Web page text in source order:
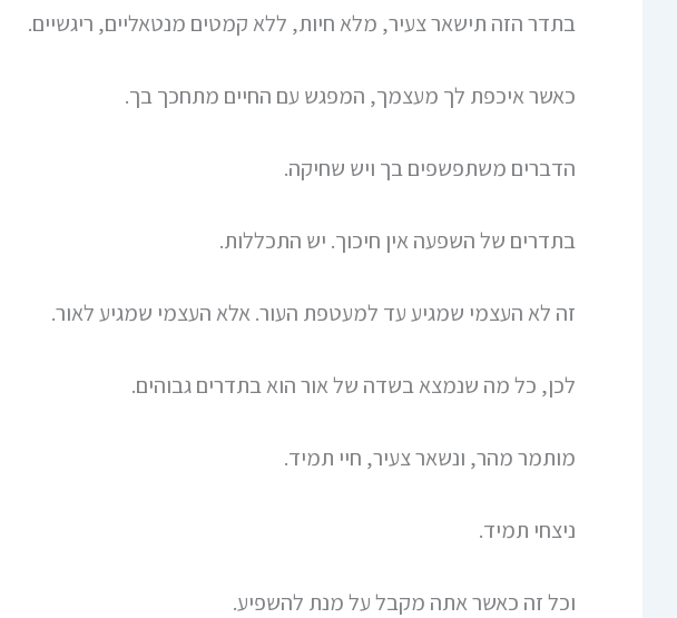
בתדר הזה תישאר צעיר, מלא חיות, ללא קמטים מנטאליים, ריגשיים.
כאשר איכפת לך מעצמך, המפגש עם החיים מתחכך בך.
הדברים משתפשפים בך ויש שחיקה.
בתדרים של השפעה אין חיכוך. יש התכללות.
זה לא העצמי שמגיע עד למעטפת העור. אלא העצמי שמגיע לאור.
לכן, כל מה שנמצא בשדה של אור הוא בתדרים גבוהים.
מותמר מהר, ונשאר צעיר, חיי תמיד.
ניצחי תמיד.
וכל זה כאשר אתה מקבל על מנת להשפיע.